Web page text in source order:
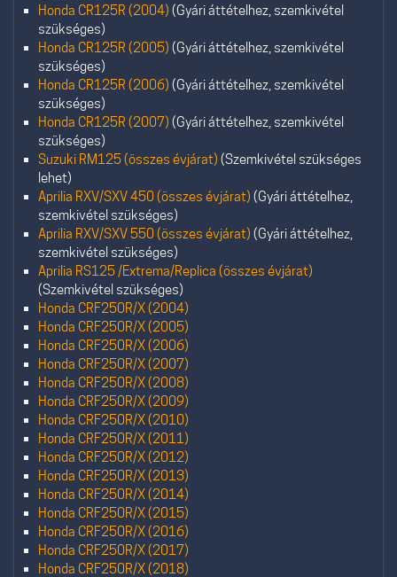
Honda CR125R (2004) (Gyári áttételhez, szemkivétel
szükséges)
Honda CR125R (2005) (Gyári áttételhez, szemkivétel
szükséges)
Honda CR125R (2006) (Gyári áttételhez, szemkivétel
szükséges)
Honda CR125R (2007) (Gyári áttételhez, szemkivétel
szükséges)
Suzuki RM125 (összes évjárat) (Szemkivétel szükséges
lehet)
Aprilia RXV/SXV 450 (összes évjárat) (Gyári áttételhez,
szemkivétel szükséges)
Aprilia RXV/SXV 550 (összes évjárat) (Gyári áttételhez,
szemkivétel szükséges)
Aprilia RS125 /Extrema/Replica (összes évjárat)
(Szemkivétel szükséges)
Honda CRF250R/X (2004)
Honda CRF250R/X (2005)
Honda CRF250R/X (2006)
Honda CRF250R/X (2007)
Honda CRF250R/X (2008)
Honda CRF250R/X (2009)
Honda CRF250R/X (2010)
Honda CRF250R/X (2011)
Honda CRF250R/X (2012)
Honda CRF250R/X (2013)
Honda CRF250R/X (2014)
Honda CRF250R/X (2015)
Honda CRF250R/X (2016)
Honda CRF250R/X (2017)
Honda CRF250R/X (2018)